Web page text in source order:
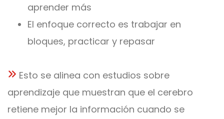
aprender más
El enfoque correcto es trabajar en
bloques, practicar y repasar
Esto se alinea con estudios sobre
aprendizaje que muestran que el cerebro
retiene mejor la información cuando se